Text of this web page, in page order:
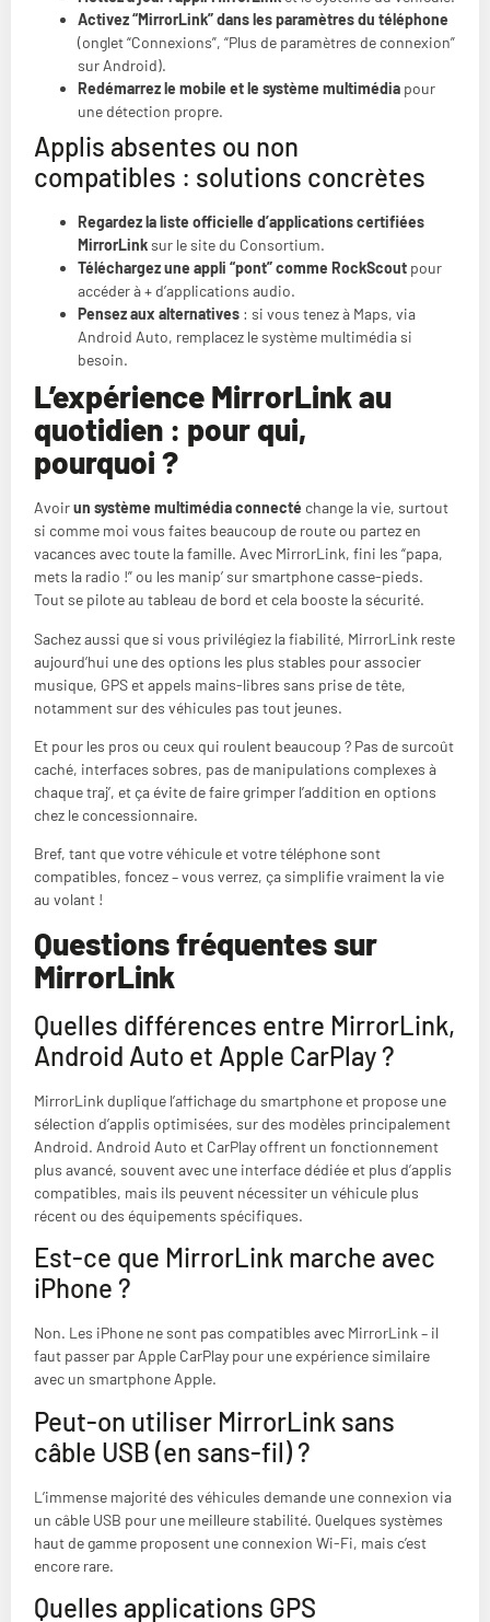
Activez “MirrorLink” dans les paramètres du téléphone
(onglet “Connexions”, “Plus de paramètres de connexion”
sur Android).
Redémarrez le mobile et le système multimédia pour
une détection propre.
Applis absentes ou non
compatibles : solutions concrètes
Regardez la liste officielle d’applications certifiées
MirrorLinksur le site du Consortium.
Téléchargez une appli “pont” comme RockScout pour
accéder à + d’applications audio.
Pensez aux alternatives : si vous tenez à Maps, via
Android Auto, remplacez le système multimédia si
besoin.
L’expérience MirrorLink au
quotidien : pour qui,
pourquoi ?
Avoirun système multimédia connecté change la vie, surtout
si comme moi vous faites beaucoup de route ou partez en
vacances avec toute la famille. Avec MirrorLink, fini les “papa,
mets la radio !” ou les manip’ sur smartphone casse-pieds.
Tout se pilote au tableau de bord et cela booste la sécurité.
Sachez aussi que si vous privilégiez la fiabilité, MirrorLink reste
aujourd’hui une des options les plus stables pour associer
musique, GPS et appels mains-libres sans prise de tête,
notamment sur des véhicules pas tout jeunes.
Et pour les pros ou ceux qui roulent beaucoup ? Pas de surcoût
caché, interfaces sobres, pas de manipulations complexes à
chaque traj’, et ça évite de faire grimper l’addition en options
chez le concessionnaire.
Bref, tant que votre véhicule et votre téléphone sont
compatibles, foncez – vous verrez, ça simplifie vraiment la vie
au volant !
Questions fréquentes sur
MirrorLink
Quelles différences entre MirrorLink,
Android Auto et Apple CarPlay ?
MirrorLink duplique l’affichage du smartphone et propose une
sélection d’applis optimisées, sur des modèles principalement
Android. Android Auto et CarPlay offrent un fonctionnement
plus avancé, souvent avec une interface dédiée et plus d’applis
compatibles, mais ils peuvent nécessiter un véhicule plus
récent ou des équipements spécifiques.
Est-ce que MirrorLink marche avec
iPhone ?
Non. Les iPhone ne sont pas compatibles avec MirrorLink – il
faut passer par Apple CarPlay pour une expérience similaire
avec un smartphone Apple.
Peut-on utiliser MirrorLink sans
câble USB (en sans-fil) ?
L’immense majorité des véhicules demande une connexion via
un câble USB pour une meilleure stabilité. Quelques systèmes
haut de gamme proposent une connexion Wi-Fi, mais c’est
encore rare.
Quelles applications GPS